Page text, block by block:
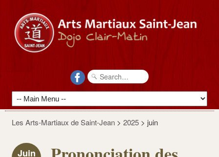
Les Arts-Martiaux de Saint-Jean > 2025 > juin
Juin